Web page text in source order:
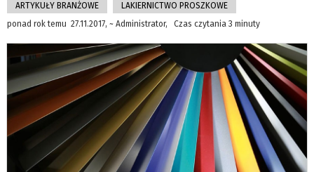
ARTYKUŁY BRANŻOWE
LAKIERNICTWO PROSZKOWE
ponad rok temu 27.11.2017, ~ Administrator, Czas czytania 3 minuty